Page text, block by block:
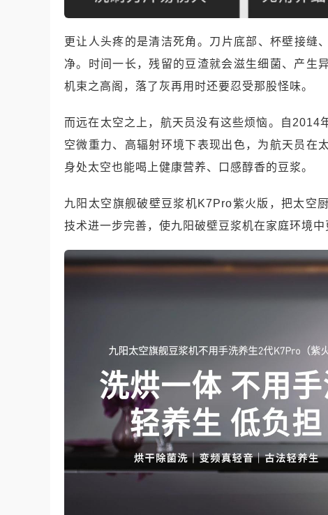
更让人头疼的是清洁死角。刀片底部、杯壁接
净。时间一长，残留的豆渣就会滋生细菌、产生
机束之高阁，落了灰再用时还要忍受那股怪味。
而远在太空之上，航天员没有这些烦恼。自2014
空微重力、高辐射环境下表现出色，为航天员在
身处太空也能喝上健康营养、口感醇香的豆浆。
九阳太空旗舰破壁豆浆机K7Pro紫火版，把太空
技术进一步完善，使九阳破壁豆浆机在家庭环境中